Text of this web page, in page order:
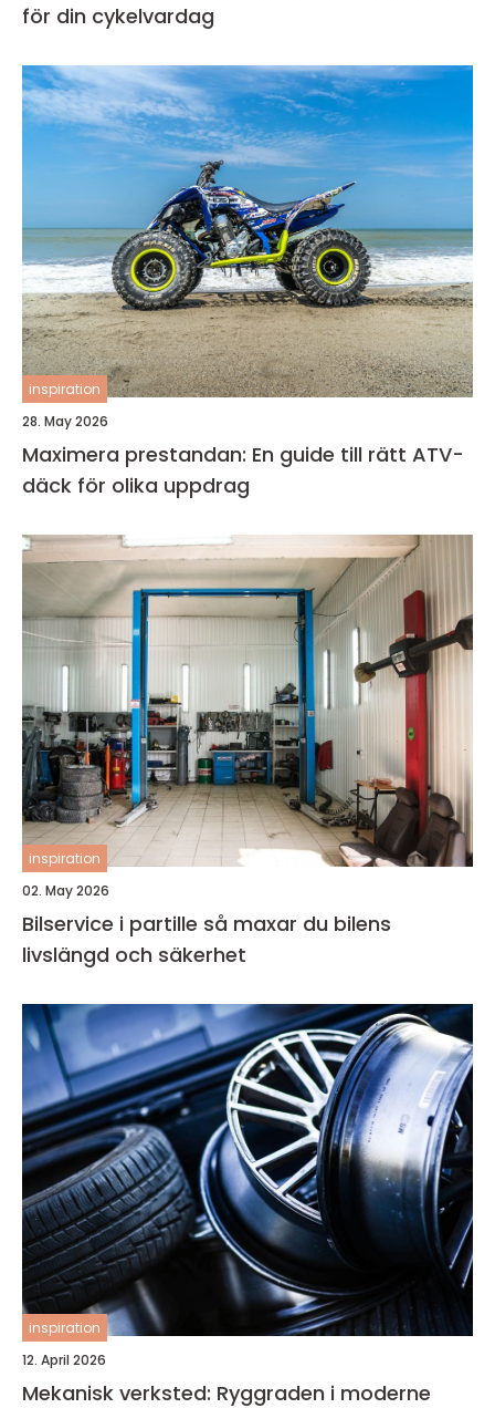
för din cykelvardag
inspiration
28. May 2026
Maximera prestandan: En guide till rätt ATV-
däck för olika uppdrag
inspiration
02. May 2026
Bilservice i partille så maxar du bilens
livslängd och säkerhet
inspiration
12. April 2026
Mekanisk verksted: Ryggraden i moderne